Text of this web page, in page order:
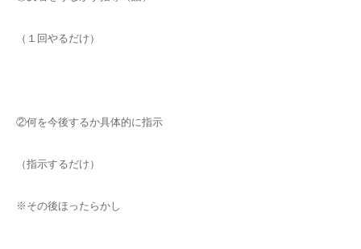
（１回やるだけ）
②何を今後するか具体的に指示
（指示するだけ）
※その後ほったらかし